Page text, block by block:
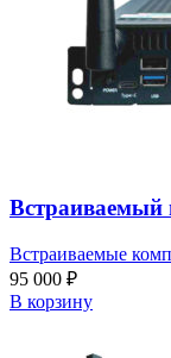
Встраиваемый
Встраиваемые
95 000 ₽
В корзину